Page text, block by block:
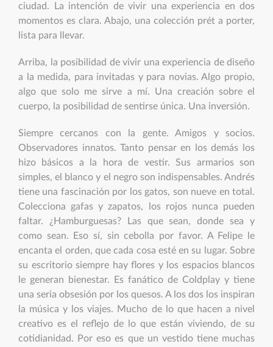
ciudad. La intención de vivir una experiencia en dos
momentos es clara. Abajo, una colección prét a porter,
lista para llevar.
Arriba, la posibilidad de vivir una experiencia de diseño
a la medida, para invitadas y para novias. Algo propio,
algo que solo me sirve a mí. Una creación sobre el
cuerpo, la posibilidad de sentirse única. Una inversión.
Siempre cercanos con la gente. Amigos y socios.
Observadores innatos. Tanto pensar en los demás los
hizo básicos a la hora de vestir. Sus armarios son
simples, el blanco y el negro son indispensables. Andrés
tiene una fascinación por los gatos, son nueve en total.
Colecciona gafas y zapatos, los rojos nunca pueden
faltar. ¿Hamburguesas? Las que sean, donde sea y
como sean. Eso sí, sin cebolla por favor. A Felipe le
encanta el orden, que cada cosa esté en su lugar. Sobre
su escritorio siempre hay flores y los espacios blancos
le generan bienestar. Es fanático de Coldplay y tiene
una seria obsesión por los quesos. A los dos los inspiran
la música y los viajes. Mucho de lo que hacen a nivel
creativo es el reflejo de lo que están viviendo, de su
cotidianidad. Por eso es que un vestido tiene muchas